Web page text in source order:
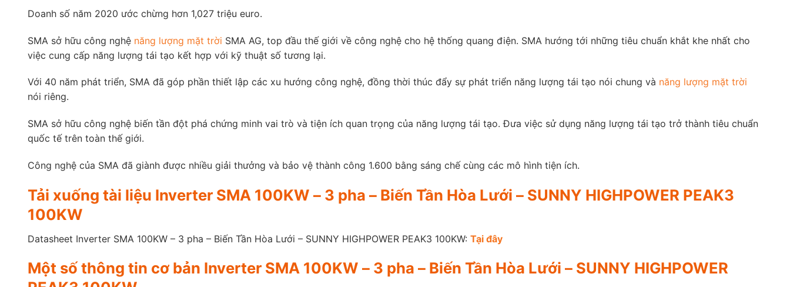
Doanh số năm 2020 ước chừng hơn 1,027 triệu euro.
SMA sở hữu công nghệ năng lượng mặt trời SMA AG, top đầu thế giới về công nghệ cho hệ thống quang điện. SMA hướng tới những tiêu chuẩn khắt khe nhất cho
việc cung cấp năng lượng tái tạo kết hợp với kỹ thuật số tương lại.
Với 40 năm phát triển, SMA đã góp phần thiết lập các xu hướng công nghệ, đồng thời thúc đẩy sự phát triển năng lượng tái tạo nói chung và năng lượng mặt trời
nói riêng.
SMA sở hữu công nghệ biến tần đột phá chứng minh vai trò và tiện ích quan trọng của năng lượng tái tạo. Đưa việc sử dụng năng lượng tái tạo trở thành tiêu chuẩn
quốc tế trên toàn thế giới.
Công nghệ của SMA đã giành được nhiều giải thưởng và bảo vệ thành công 1.600 bằng sáng chế cùng các mô hình tiện ích.
Tải xuống tài liệu Inverter SMA 100KW – 3 pha – Biến Tần Hòa Lưới – SUNNY HIGHPOWER PEAK3
100KW
Datasheet Inverter SMA 100KW – 3 pha – Biến Tần Hòa Lưới – SUNNY HIGHPOWER PEAK3 100KW: Tại đây
Một số thông tin cơ bản Inverter SMA 100KW – 3 pha – Biến Tần Hòa Lưới – SUNNY HIGHPOWER